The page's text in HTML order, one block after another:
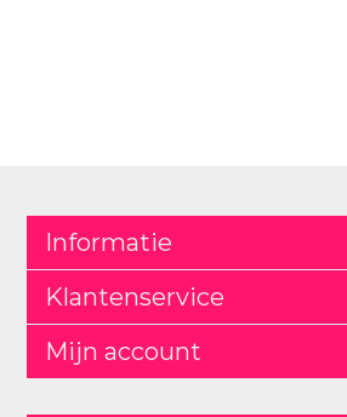
Informatie
Klantenservice
Mijn account